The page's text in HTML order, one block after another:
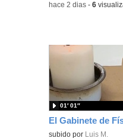
-hace 2 dias -6
Contenido educativo.
subido por Luis M.
01′ 01″